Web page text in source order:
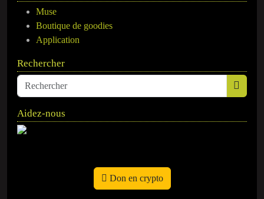
Muse
Boutique de goodies
Application
Rechercher
Aidez-nous
Don en crypto